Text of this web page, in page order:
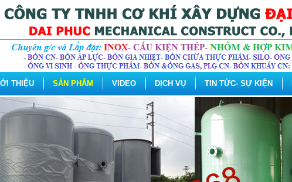
THIỆU SẢN PHẨM VIDEO DỊCH VỤ TIN TỨC- SỰ KIỆN